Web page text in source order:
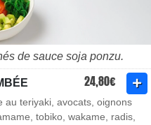
de sauce soja ponzu.
24,80€
au teriyaki, avocats, oignons
tobiko, wakame, radis,